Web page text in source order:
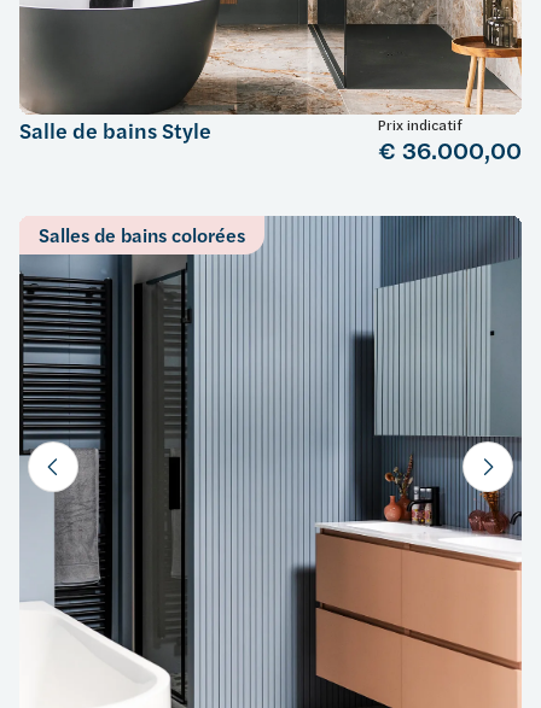
Salle de bains Style Prix indicatif
€ 36.000,00
Salles de bains colorées